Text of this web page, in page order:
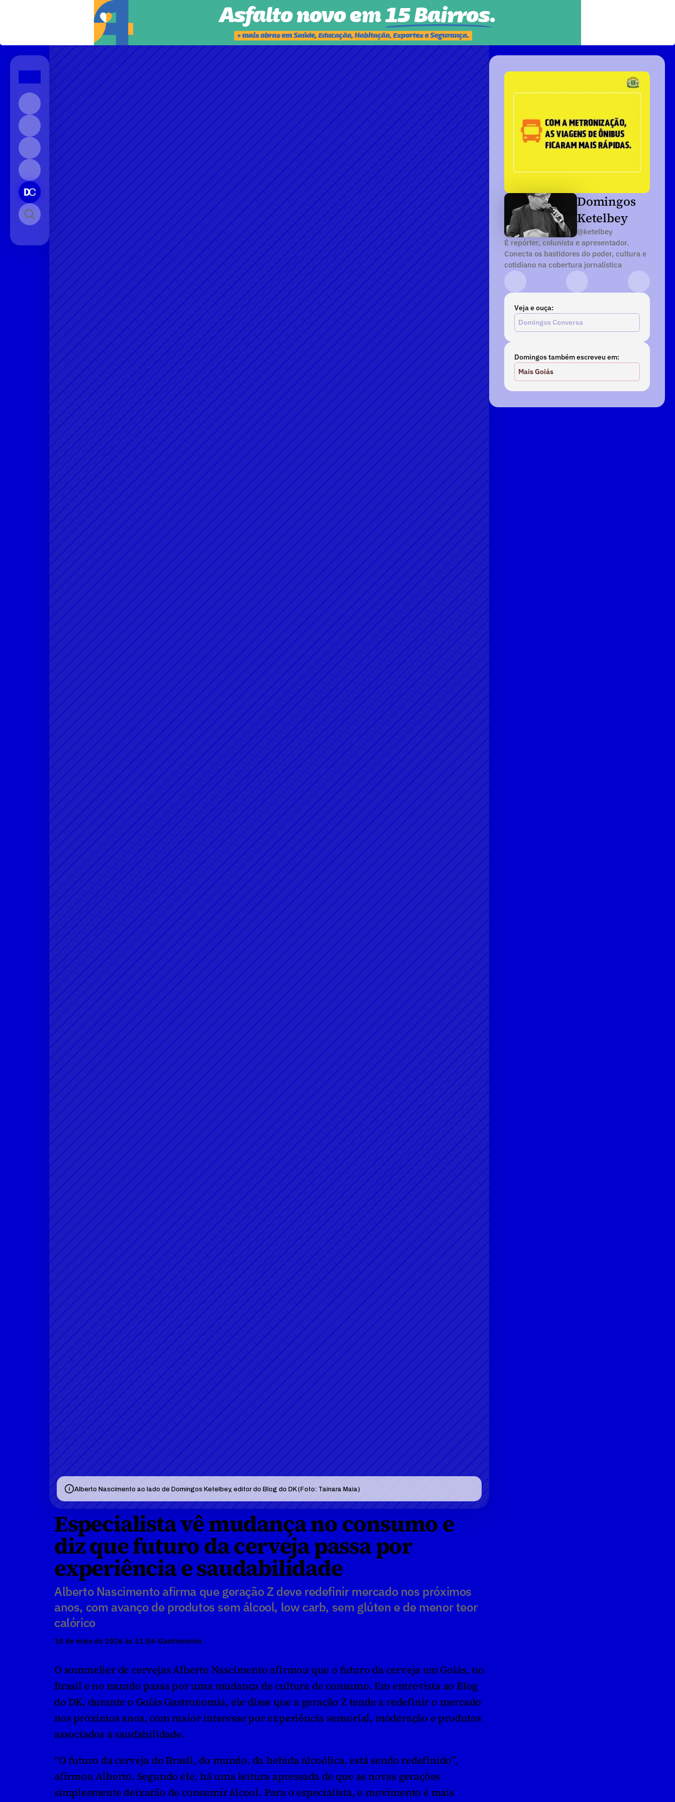
SAUDABILIDADE
Sobre
Contato
Instagram
Pesquisar
Alberto Nascimento ao lado de Domingos Ketelbey, editor do Blog do DK (Foto: Tainara Maia)
Especialista vê mudança no consumo e
diz que futuro da cerveja passa por
experiência e saudabilidade
Alberto Nascimento afirma que geração Z deve redefinir mercado nos próximos
anos, com avanço de produtos sem álcool, low carb, sem glúten e de menor teor
calórico
18 de maio de 2026 às 11:04·Gastronomia
O sommelier de cervejas Alberto Nascimento afirmou que o futuro da cerveja em Goiás, no
Brasil e no mundo passa por uma mudança de cultura de consumo. Em entrevista ao Blog
do DK, durante o Goiás Gastronomia, ele disse que a geração Z tende a redefinir o mercado
nos próximos anos, com maior interesse por experiência sensorial, moderação e produtos
associados à saudabilidade.
“O futuro da cerveja do Brasil, do mundo, da bebida alcoólica, está sendo redefinido”,
afirmou Alberto. Segundo ele, há uma leitura apressada de que as novas gerações
simplesmente deixarão de consumir álcool. Para o especialista, o movimento é mais
Domingos
Ketelbey
@ketelbey
É repórter, colunista e apresentador.
Conecta os bastidores do poder, cultura e
cotidiano na cobertura jornalística
Veja e ouça:
Domingos Conversa
Domingos também escreveu em:
Mais Goiás